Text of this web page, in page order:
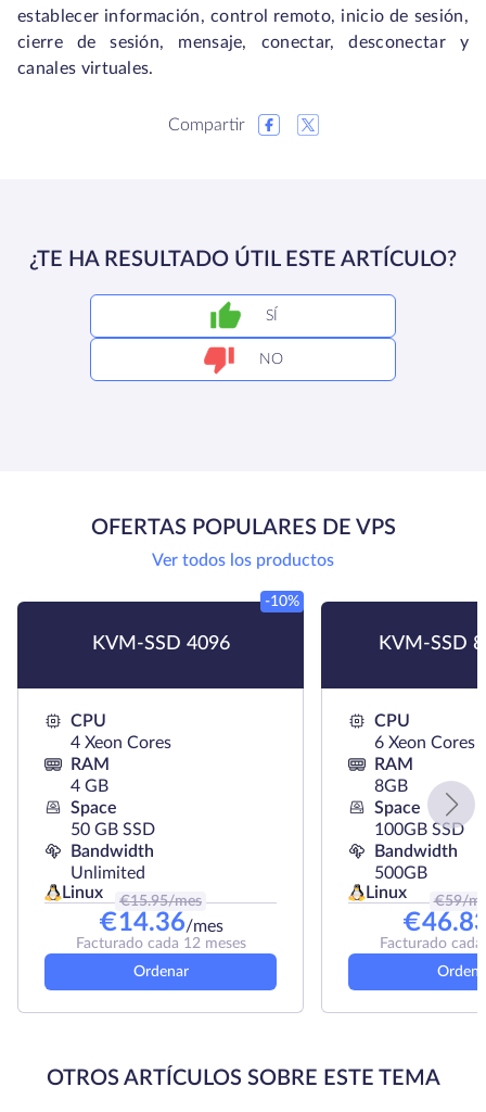
establecer información, control remoto, inicio de sesión,
cierre de sesión, mensaje, conectar, desconectar y
canales virtuales.
Compartir
¿TE HA RESULTADO ÚTIL ESTE ARTÍCULO?
SÍ
NO
OFERTAS POPULARES DE VPS
Ver todos los productos
KVM-SSD 4096
-10%
CPU
4 Xeon Cores
RAM
4 GB
Space
50 GB SSD
Bandwidth
Unlimited
Linux
€15.95/mes
€14.36/mes
Facturado cada 12 meses
Ordenar
KVM-SSD
CPU
6 Xeon Cores
RAM
8GB
Space
100GB SSD
Bandwidth
500GB
Linux
€59/
€
Facturado
OTROS ARTÍCULOS SOBRE ESTE TEMA